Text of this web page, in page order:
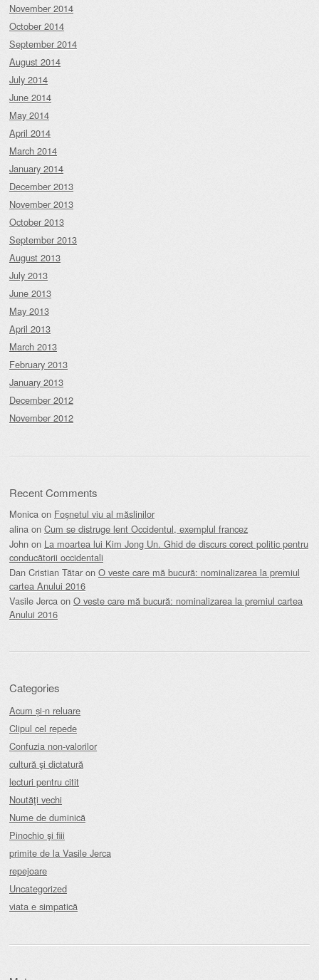
November 2014
October 2014
September 2014
August 2014
July 2014
June 2014
May 2014
April 2014
March 2014
January 2014
December 2013
November 2013
October 2013
September 2013
August 2013
July 2013
June 2013
May 2013
April 2013
March 2013
February 2013
January 2013
December 2012
November 2012
Recent Comments
Monica on Foșnetul viu al măslinilor
alina on Cum se distruge lent Occidentul, exemplul francez
John on La moartea lui Kim Jong Un. Ghid de discurs corect politic pentru
conducătorii occidentali
Dan Cristian Tătar on O veste care mă bucură: nominalizarea la premiul
cartea Anului 2016
Vasile Jerca on O veste care mă bucură: nominalizarea la premiul cartea
Anului 2016
Categories
Acum și-n reluare
Clipul cel repede
Confuzia non-valorilor
cultură şi dictatură
lecturi pentru citit
Noutăţi vechi
Nume de duminică
Pinochio şi fiii
primite de la Vasile Jerca
repejoare
Uncategorized
viata e simpatică